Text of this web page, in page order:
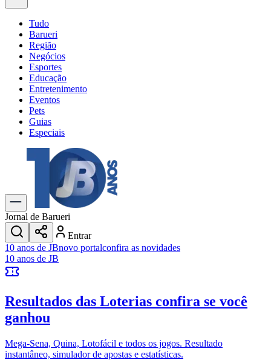
Tudo
Barueri
Região
Negócios
Esportes
Educação
Entretenimento
Eventos
Pets
Guias
Especiais
Explore Tudo
Últimas Notícias
Previsão do Tempo
Trânsito e Rotas
Dia a Dia & Lazer
Transportes
Gastronomia
Cinema & Shows
JogosNovo
Anuncie no Portal
Cadastrar Empresa
Divulgar Vagas
Política
Jornal de Barueri
Entrar
10 anos de JBnovo portalconfira as novidades
10 anos de JB
Resultados das Loterias confira se você
ganhou
Mega-Sena, Quina, Lotofácil e todos os jogos. Resultado
instantâneo, simulador de apostas e estatísticas.